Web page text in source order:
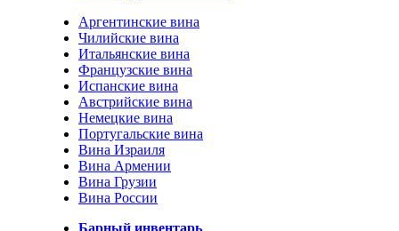
Аргентинские вина
Чилийские вина
Итальянские вина
Французские вина
Испанские вина
Австрийские вина
Немецкие вина
Португальские вина
Вина Израиля
Вина Армении
Вина Грузии
Вина России
Барный инвентарь